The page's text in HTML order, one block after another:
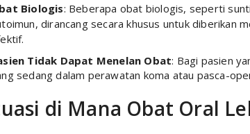
Biologis: Beberapa obat biologis, seperti
dirancang secara khusus untuk diberikan
Tidak Dapat Menelan Obat: Bagi pasien
sedang dalam perawatan koma atau pasca-
di Mana Obat Oral